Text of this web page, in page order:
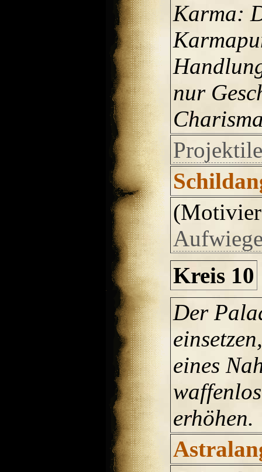
Karma:
nur
Kreis 10
Der
eines
erhöhen.